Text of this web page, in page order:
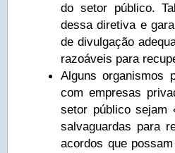
do setor público.
dessa diretiva e
de divulgação
razoáveis para
Alguns organismos
com empresas
setor público sejam
salvaguardas para
acordos que